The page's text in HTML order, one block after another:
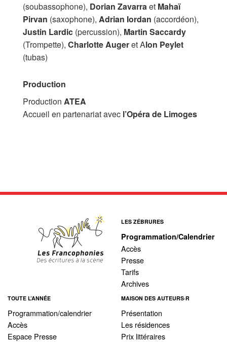
(soubassophone), Dorian Zavarraet Mahaï
Pirvan (saxophone), Adrian Iordan (accordéon),
Justin Lardic (percussion), Martin Saccardy
(Trompette), Charlotte Augeret Alon Peylet
(tubas)
Production
Production ATEA
Accueil en partenariat avec l’Opéra de Limoges
LES ZÉBRURES
Programmation/Calendrier
Accès
Presse
Tarifs
Archives
TOUTE L’ANNÉE
Programmation/calendrier
Accès
Espace Presse
MAISON DES AUTEURS·R
Présentation
Les résidences
Prix littéraires